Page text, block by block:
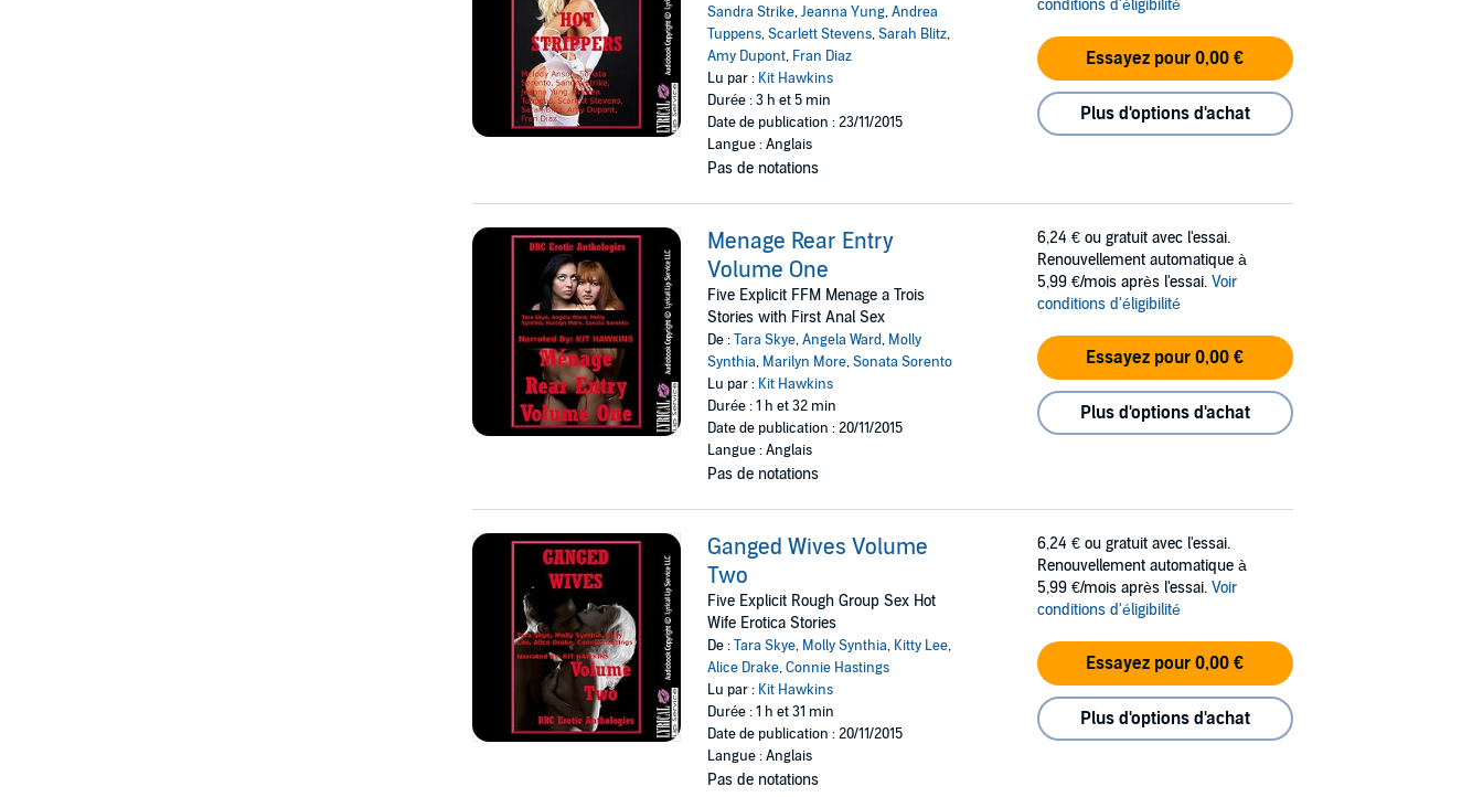
Sandra Strike,Jeanna Yung,Andrea
Tuppens,Scarlett Stevens,Sarah Blitz,
Amy Dupont, Fran Diaz
Lu par : Kit Hawkins
Durée : 3 h et 5 min
Date de publication : 23/11/2015
Langue : Anglais
Pas de notations
conditions d'éligibilité
Essayez pour 0,00 €
Plus d'options d'achat
Menage Rear Entry
Volume One
Five Explicit FFM Menage a Trois
Stories with First Anal Sex
De :Tara Skye,Angela Ward, Molly
Synthia, Marilyn More,Sonata Sorento
Lu par : Kit Hawkins
Durée : 1 h et 32 min
Date de publication : 20/11/2015
Langue : Anglais
Pas de notations
6,24 € ou gratuit avec l'essai.
Renouvellement automatique à
5,99 €/mois après l'essai. Voir
conditions d'éligibilité
Essayez pour 0,00 €
Plus d'options d'achat
Ganged Wives Volume
Two
Five Explicit Rough Group Sex Hot
Wife Erotica Stories
De :Tara Skye, Molly Synthia, Kitty Lee,
Alice Drake,Connie Hastings
Lu par : Kit Hawkins
Durée : 1 h et 31 min
Date de publication : 20/11/2015
Langue : Anglais
Pas de notations
6,24 € ou gratuit avec l'essai.
Renouvellement automatique à
5,99 €/mois après l'essai. Voir
conditions d'éligibilité
Essayez pour 0,00 €
Plus d'options d'achat